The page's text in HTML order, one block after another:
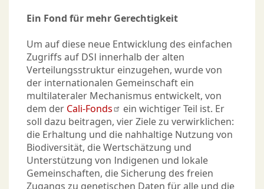
Ein Fond für mehr Gerechtigkeit
Um auf diese neue Entwicklung des einfachen
Zugriffs auf DSI innerhalb der alten
Verteilungsstruktur einzugehen, wurde von
der internationalen Gemeinschaft ein
multilateraler Mechanismus entwickelt, von
dem der Cali-Fonds
ein wichtiger Teil ist. Er
soll dazu beitragen, vier Ziele zu verwirklichen:
die Erhaltung und die nahhaltige Nutzung von
Biodiversität, die Wertschätzung und
Unterstützung von Indigenen und lokale
Gemeinschaften, die Sicherung des freien
Zugangs zu genetischen Daten für alle und die